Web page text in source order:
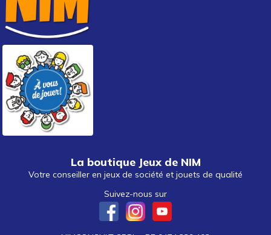
La boutique Jeux de NIM
Votre conseiller en jeux de société et jouets de qualité
Suivez-nous sur